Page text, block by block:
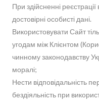
При здійсненні реєстрації
достовірні особисті дані.
Використовувати Сайт
угодам між Клієнтом
чинному законодавству
моралі;
Нести відповідальність
бездіяльність при